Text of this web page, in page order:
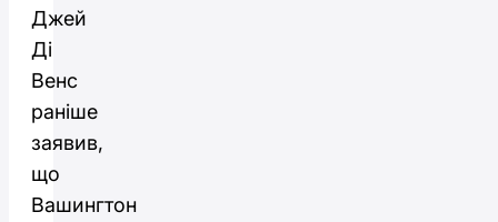
Джей
Ді
Венс
раніше
заявив,
що
Вашингтон